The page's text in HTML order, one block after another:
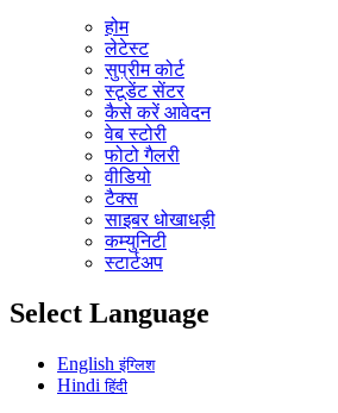
होम
लेटेस्ट
सुप्रीम कोर्ट
स्टूडेंट सेंटर
कैसे करें आवेदन
वेब स्टोरी
फोटो गैलरी
वीडियो
टैक्स
साइबर धोखाधड़ी
कम्युनिटी
स्टार्टअप
Select Language
Englishइंग्लिश
Hindiहिंदी